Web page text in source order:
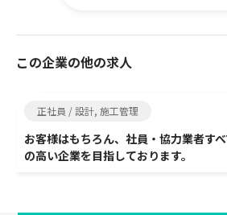
この企業の他の求人
正社員 / 設計, 施工管理
お客様はもちろん、社員・協力業者す
の高い企業を目指しております。